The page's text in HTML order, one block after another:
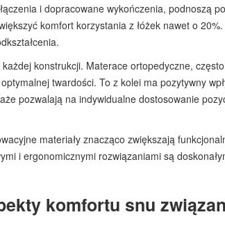
i dopracowane wykończenia, podnoszą
komfort korzystania z łóżek nawet o
konstrukcji. Materace ortopedyczne,
twardości. To z kolei ma pozytywny
pozwalają na indywidualne dostosowanie
materiały znacząco zwiększają
i ergonomicznymi rozwiązaniami są
komfortu snu